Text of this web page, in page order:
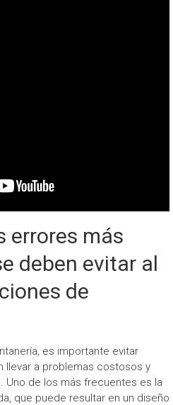
errores más
deben evitar al
de
es importante evitar
llevar a problemas costosos y
Uno de los más frecuentes es la
que puede resultar en un diseño